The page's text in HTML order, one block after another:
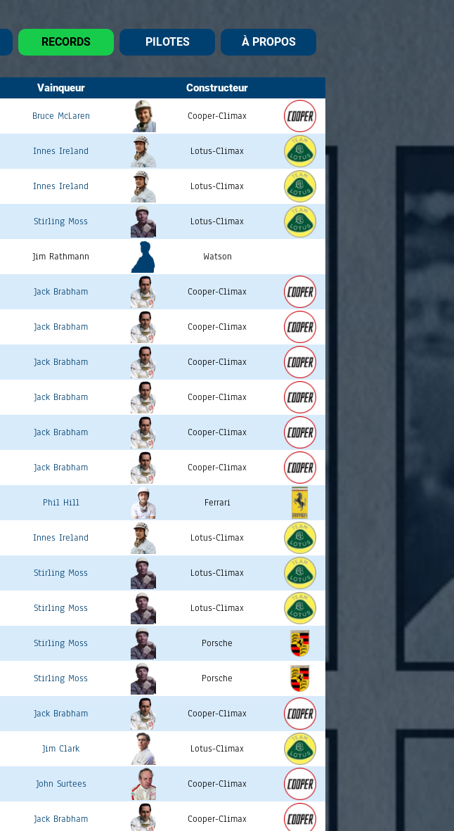
RECORDS PILOTES À PROPOS
Vainqueur Constructeur
Bruce McLaren Cooper-Climax
Innes Ireland Lotus-Climax
Innes Ireland Lotus-Climax
Stirling Moss Lotus-Climax
Jim Rathmann Watson
Jack Brabham Cooper-Climax
Jack Brabham Cooper-Climax
Jack Brabham Cooper-Climax
Jack Brabham Cooper-Climax
Jack Brabham Cooper-Climax
Jack Brabham Cooper-Climax
Phil Hill Ferrari
Innes Ireland Lotus-Climax
Stirling Moss Lotus-Climax
Stirling Moss Lotus-Climax
Stirling Moss Porsche
Stirling Moss Porsche
Jack Brabham Cooper-Climax
Jim Clark Lotus-Climax
John Surtees Cooper-Climax
Jack Brabham Cooper-Climax